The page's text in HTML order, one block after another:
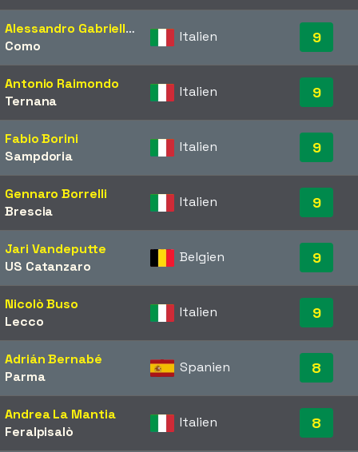
Alessandro Gabrielloni
Como
Italien 9
Antonio Raimondo
Ternana
Italien 9
Fabio Borini
Sampdoria
Italien 9
Gennaro Borrelli
Brescia
Italien 9
Jari Vandeputte
US Catanzaro
Belgien 9
Nicolò Buso
Lecco
Italien 9
Adrián Bernabé
Parma
Spanien 8
Andrea La Mantia
Feralpisalò
Italien 8